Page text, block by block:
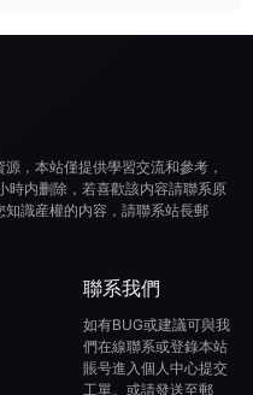
，本站僅提供學習交流和參考，
時内删除，若喜歡該内容請聯系原
識産權的内容，請聯系站長郵
聯系我們
如有BUG或建議可與我
們在線聯系或登錄本站
賬号進入個人中心提交
工單。或請發送至郵